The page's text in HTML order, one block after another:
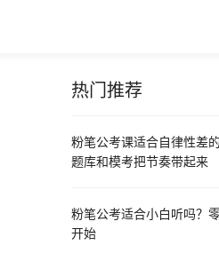
热门推荐资料
热门推荐
粉笔公考课适合自律性差
题库和模考把节奏带起来
粉笔公考适合小白听吗？
开始